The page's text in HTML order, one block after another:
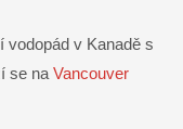
vodopád v Kanadě s
se na Vancouver